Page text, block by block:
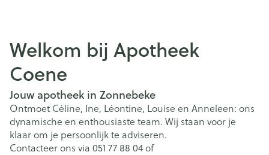
Welkom bij Apotheek
Coene
Jouw apotheek in Zonnebeke
Ontmoet Céline, Ine, Léontine, Louise en Anneleen: ons
dynamische en enthousiaste team. Wij staan voor je
klaar om je persoonlijk te adviseren.
Contacteer ons via 051 77 88 04 of